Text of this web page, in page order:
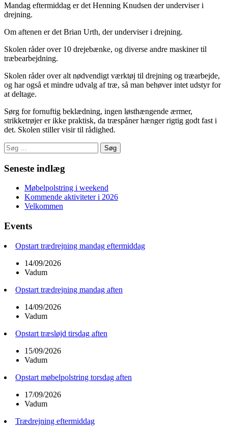
Mandag eftermiddag er det Henning Knudsen der underviser i
drejning.
Om aftenen er det Brian Urth, der underviser i drejning.
Skolen råder over 10 drejebænke, og diverse andre maskiner til
træbearbejdning.
Skolen råder over alt nødvendigt værktøj til drejning og træarbejde,
og har også et mindre udvalg af træ, så man behøver intet udstyr for
at deltage.
Sørg for fornuftig beklædning, ingen løsthængende ærmer,
strikketrøjer er ikke praktisk, da træspåner hænger rigtig godt fast i
det. Skolen stiller visir til rådighed.
Søg
efter:
Seneste indlæg
Møbelpolstring i weekend
Kommende aktiviteter i 2026
Velkommen
Events
Opstart trædrejning mandag eftermiddag
14/09/2026
Vadum
Opstart trædrejning mandag aften
14/09/2026
Vadum
Opstart træsløjd tirsdag aften
15/09/2026
Vadum
Opstart møbelpolstring torsdag aften
17/09/2026
Vadum
Trædrejning eftermiddag